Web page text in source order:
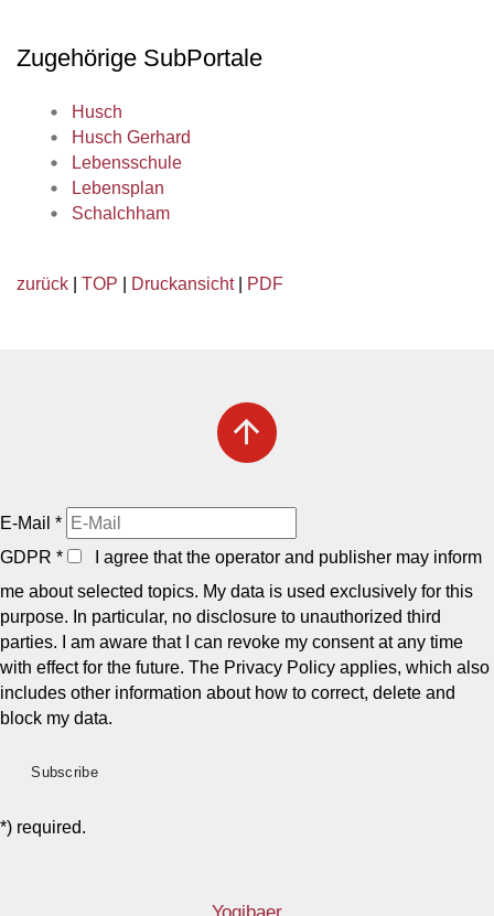
Zugehörige SubPortale
Husch
Husch Gerhard
Lebensschule
Lebensplan
Schalchham
zurück TOP Druckansicht| PDF
arrow_upward
E-Mail *
GDPR *
I agree that the operator and publisher may inform
me about selected topics. My data is used exclusively for this
purpose. In particular, no disclosure to unauthorized third
parties. I am aware that I can revoke my consent at any time
with effect for the future. The Privacy Policy applies, which also
includes other information about how to correct, delete and
block my data.
*) required.